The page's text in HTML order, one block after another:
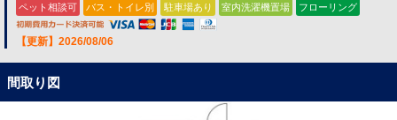
ペット相談可 バス・トイレ別 駐車場あり 室内洗濯機置場 フローリング
【更新】2026/08/06
間取り図